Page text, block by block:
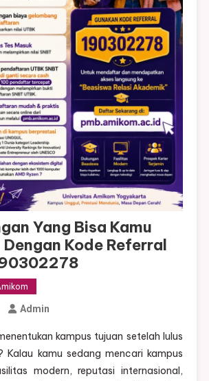
Yang Bisa Kamu
Kode Referral
Admin
kampus tujuan setelah lulus
Kalau kamu sedang mencari kampus
modern, reputasi internasional,